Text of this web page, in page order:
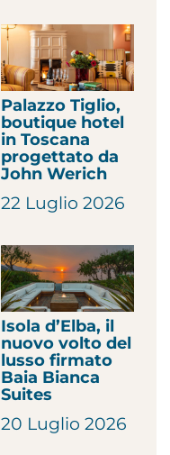
Palazzo Tiglio,
boutique hotel
in Toscana
progettato da
John Werich
22 Luglio 2026
Isola d’Elba, il
nuovo volto del
lusso firmato
Baia Bianca
Suites
20 Luglio 2026